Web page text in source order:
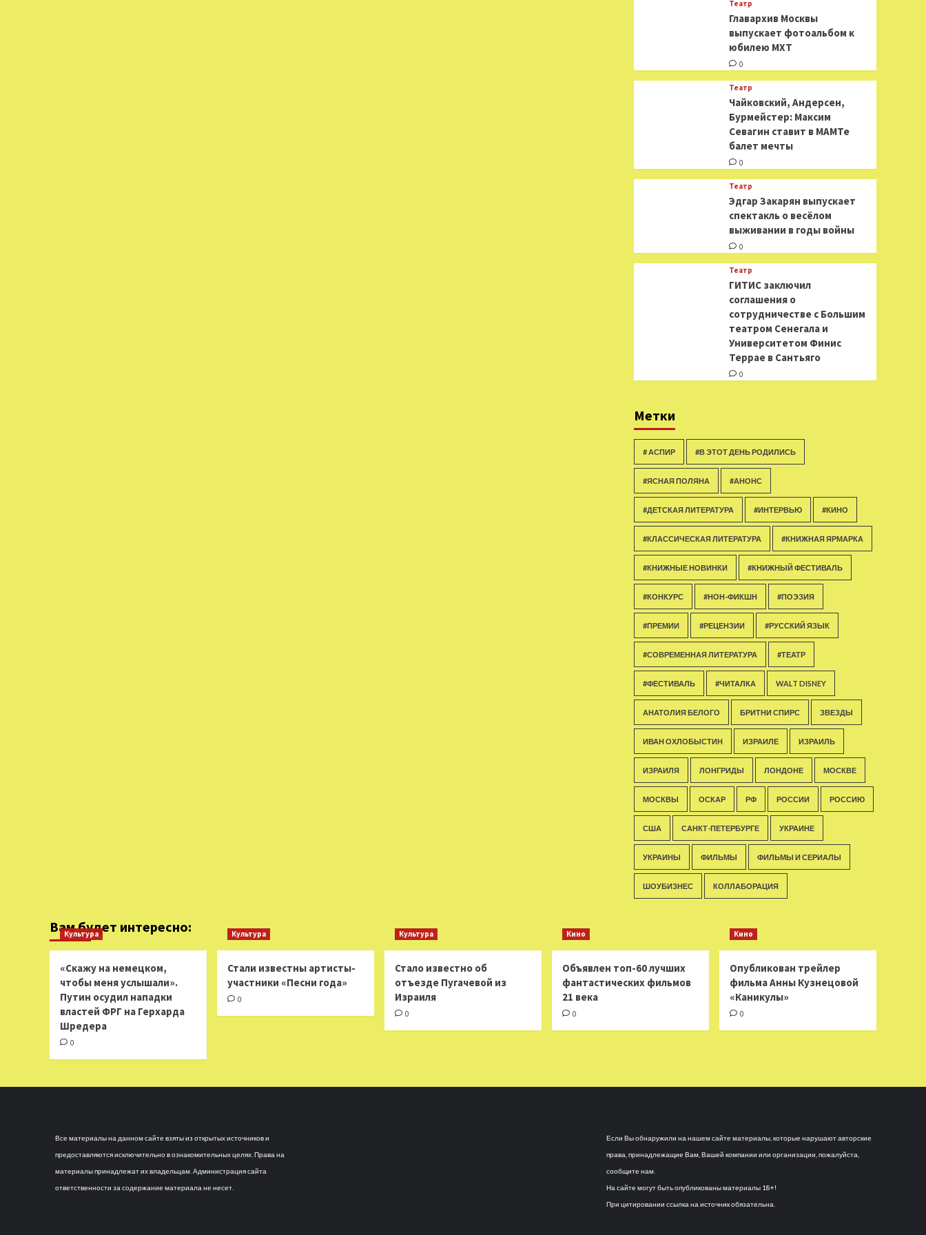
Театр
​​Главархив Москвы
выпускает фотоальбом к
юбилею МХТ
0
Театр
​​Чайковский, Андерсен,
Бурмейстер: Максим
Севагин ставит в МАМТе
балет мечты
0
Театр
Эдгар Закарян выпускает
спектакль о весёлом
выживании в годы войны
0
Театр
ГИТИС заключил
соглашения о
сотрудничестве с Большим
театром Сенегала и
Университетом Финис
Террае в Сантьяго
0
Метки
# АСПИР #В ЭТОТ ДЕНЬ РОДИЛИСЬ
#ЯСНАЯ ПОЛЯНА #АНОНС
#ДЕТСКАЯ ЛИТЕРАТУРА #ИНТЕРВЬЮ #КИНО
#КЛАССИЧЕСКАЯ ЛИТЕРАТУРА #КНИЖНАЯ ЯРМАРКА
#КНИЖНЫЕ НОВИНКИ #КНИЖНЫЙ ФЕСТИВАЛЬ
#КОНКУРС #НОН-ФИКШН #ПОЭЗИЯ
#ПРЕМИИ #РЕЦЕНЗИИ #РУССКИЙ ЯЗЫК
#СОВРЕМЕННАЯ ЛИТЕРАТУРА #ТЕАТР
#ФЕСТИВАЛЬ #ЧИТАЛКА WALT DISNEY
АНАТОЛИЯ БЕЛОГО БРИТНИ СПИРС ЗВЕЗДЫ
ИВАН ОХЛОБЫСТИН ИЗРАИЛЕ ИЗРАИЛЬ
ИЗРАИЛЯ ЛОНГРИДЫ ЛОНДОНЕ МОСКВЕ
МОСКВЫ ОСКАР РФ РОССИИ РОССИЮ
США САНКТ-ПЕТЕРБУРГЕ УКРАИНЕ
УКРАИНЫ ФИЛЬМЫ ФИЛЬМЫ И СЕРИАЛЫ
ШОУБИЗНЕС КОЛЛАБОРАЦИЯ
Вам будет интересно:
Культура
«Скажу на немецком,
чтобы меня услышали».
Путин осудил нападки
властей ФРГ на Герхарда
Шредера
0
Культура
Стали известны артисты-
участники «Песни года»
0
Культура
Стало известно об
отъезде Пугачевой из
Израиля
0
Кино
Объявлен топ-60 лучших
фантастических фильмов
21 века
0
Кино
Опубликован трейлер
фильма Анны Кузнецовой
«Каникулы»
0
Все материалы на данном сайте взяты из открытых источников и
предоставляются исключительно в ознакомительных целях. Права на
материалы принадлежат их владельцам. Администрация сайта
ответственности за содержание материала не несет.
Если Вы обнаружили на нашем сайте материалы, которые нарушают авторские
права, принадлежащие Вам, Вашей компании или организации, пожалуйста,
сообщите нам.
На сайте могут быть опубликованы материалы 18+!
При цитировании ссылка на источник обязательна.